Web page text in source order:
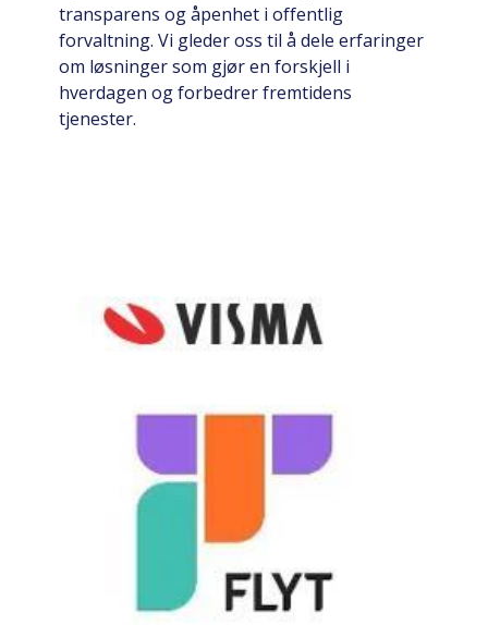
transparens og åpenhet i offentlig
forvaltning. Vi gleder oss til å dele erfaringer
om løsninger som gjør en forskjell i
hverdagen og forbedrer fremtidens
tjenester.